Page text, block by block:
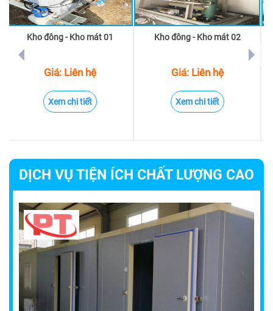
Kho đông - Kho mát 01
Giá: Liên hệ
Xem chi tiết
Kho đông - Kho mát 02
Giá: Liên hệ
Xem chi tiết
prev next
DỊCH VỤ TIỆN ÍCH CHẤT LƯỢNG CAO